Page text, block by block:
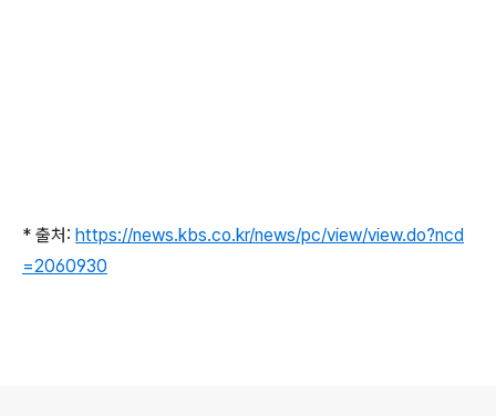
* 출처: https://news.kbs.co.kr/news/pc/view/view.do?ncd
=2060930